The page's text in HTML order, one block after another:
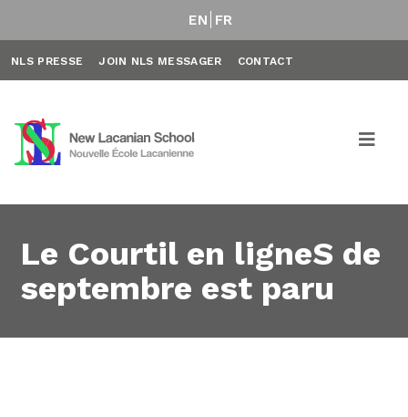
EN FR
NLS PRESSE JOIN NLS MESSAGER CONTACT
Le Courtil en ligneS de
septembre est paru